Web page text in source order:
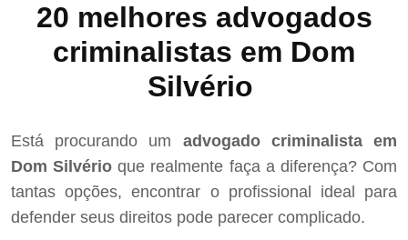
20 melhores advogados
criminalistas em Dom
Silvério
Está procurando um advogado criminalista em
Dom Silvério que realmente faça a diferença? Com
tantas opções, encontrar o profissional ideal para
defender seus direitos pode parecer complicado.